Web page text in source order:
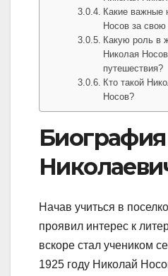
Какие важные
Носов за свою
Какую роль в
Николая
путешествия?
Кто такой
Носов?
Начав учиться в
проявил интерес к
вскоре стал учеником
1925 году Николай